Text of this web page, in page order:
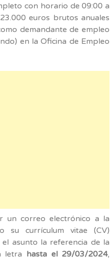
con horario de 09:00 a
euros brutos anuales
demandante de empleo
en la Oficina de Empleo
un correo electrónico a la
su currículum vitae (CV)
asunto la referencia de la
letra hasta el 29/03/2024,